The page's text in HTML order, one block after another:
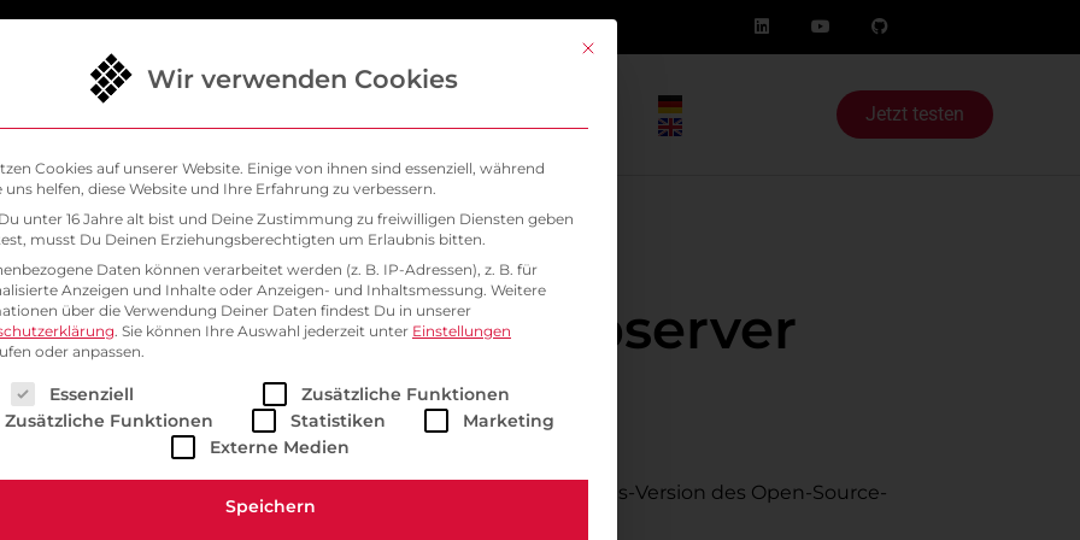
Jetzt testen
NGINX Webserver
zur Verfügung
aus Berlin erhalten die sonst gegen Bezahlung erhältliche Plus-Version des Open-Source-
Mit diesem Button wird der Dialog geschlossen. Seine
Wir verwenden Cookies
Cookies auf unserer Website. Einige von ihnen sind essenziell, während
uns helfen, diese Website und Ihre Erfahrung zu verbessern.
unter 16 Jahre alt bist und Deine Zustimmung zu freiwilligen Diensten geben
musst Du Deinen Erziehungsberechtigten um Erlaubnis bitten.
Daten können verarbeitet werden (z. B. IP-Adressen), z. B. für
Anzeigen und Inhalte oder Anzeigen- und Inhaltsmessung. Weitere
über die Verwendung Deiner Daten findest Du in unserer
. Sie können Ihre Auswahl jederzeit unter Einstellungen
oder anpassen.
eine Liste der Service-Gruppen, für die eine Einwilligung erteilt werden kann. Die erste Service-Gruppe ist
Essenziell
Zusätzliche Funktionen
Zusätzliche Funktionen
Statistiken
Marketing
Externe Medien
Speichern